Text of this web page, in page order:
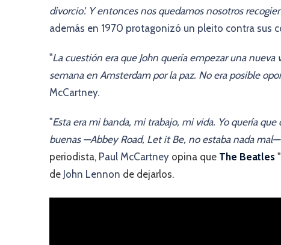
divorcio'. Y entonces nos quedamos nosotros
además en 1970 protagonizó un pleito contra sus
"La cuestión era que John quería empezar una
semana en Amsterdam por la paz. No era posible
McCartney.
"Esta era mi banda, mi trabajo, mi vida. Yo quería
buenas —Abbey Road, Let it Be, no estaba nada
periodista, Paul McCartney opina que The Beatles
de John Lennon de dejarlos.